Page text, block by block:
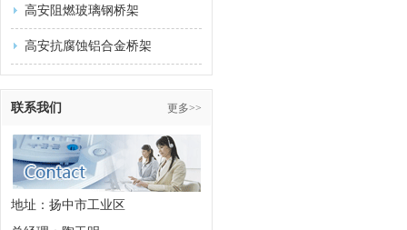
高安阻燃玻璃钢桥架
高安抗腐蚀铝合金桥架
联系我们 更多>>
地址：扬中市工业区